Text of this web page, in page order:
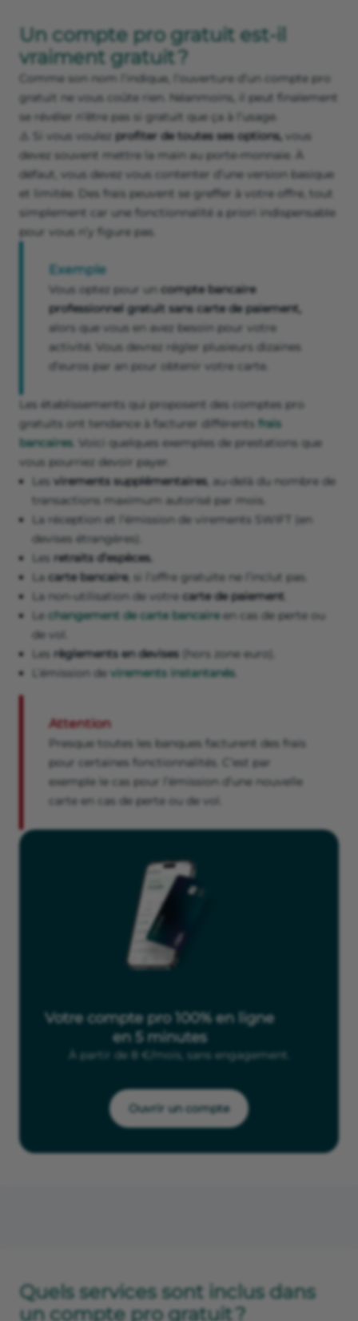
Un compte pro gratuit est-il
vraiment gratuit ?
Comme son nom l’indique, l’ouverture d’un compte pro
gratuit ne vous coûte rien. Néanmoins, il peut finalement
se révéler n’être pas si gratuit que ça à l’usage.
⚠️ Si vous voulez profiter de toutes ses options, vous
devez souvent mettre la main au porte-monnaie. À
défaut, vous devez vous contenter d’une version basique
et limitée. Des frais peuvent se greffer à votre offre, tout
simplement car une fonctionnalité a priori indispensable
pour vous n’y figure pas.
Exemple
Vous optez pour un compte bancaire
professionnel gratuit sans carte de paiement,
alors que vous en avez besoin pour votre
activité. Vous devrez régler plusieurs dizaines
d’euros par an pour obtenir votre carte.
Les établissements qui proposent des comptes pro
gratuits ont tendance à facturer différents frais
bancaires. Voici quelques exemples de prestations que
vous pourriez devoir payer.
Les virements supplémentaires, au-delà du nombre de
transactions maximum autorisé par mois.
La réception et l’émission de virements SWIFT (en
devises étrangères).
Les retraits d’espèces.
La carte bancaire, si l’offre gratuite ne l’inclut pas.
La non-utilisation de votre carte de paiement
Le changement de carte bancaireen cas de perte ou
de vol.
Les règlements en devises
(hors zone euro).
L’émission de virements instantanés.
Attention
Presque toutes les banques facturent des frais
pour certaines fonctionnalités. C’est par
exemple le cas pour l’émission d’une nouvelle
carte en cas de perte ou de vol.
Votre compte pro 100% en ligne
en 5 minutes
À partir de 8 €/mois, sans engagement.
Ouvrir un compte
Quels services sont inclus dans
un compte pro gratuit ?